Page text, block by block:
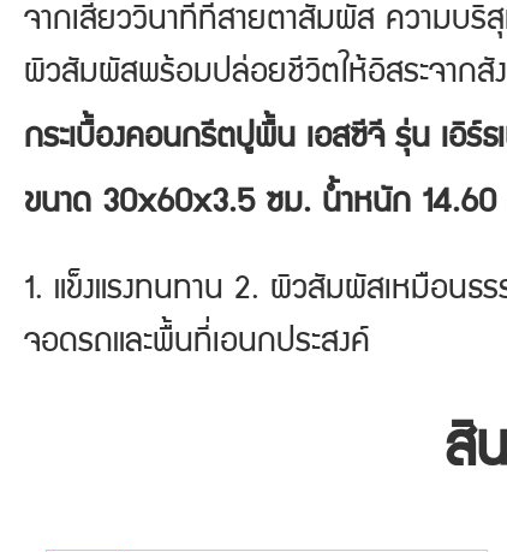
จากเสี้ยววินาทีที่สายตาสัมผัส ความบริ
ผิวสัมผัสพร้อมปล่อยชีวิตให้อิสระจากสั
กระเบื้องคอนกรีตปูพื้น เอสซีจี รุ่น เอิร์
ขนาด 30x60x3.5 ซม. น้ำหนัก
1. แข็งแรงทนทาน 2. ผิวสัมผัสเหมือนธ
จอดรถและพื้นที่เอนกประสงค์
สิ